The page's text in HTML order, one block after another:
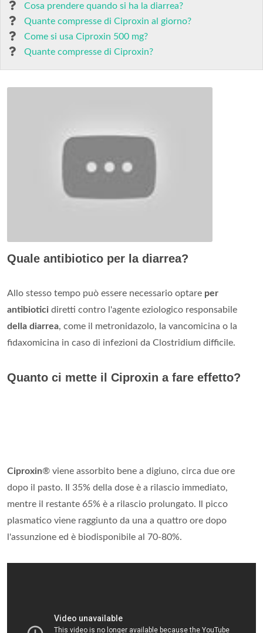
Cosa prendere quando si ha la diarrea?
Quante compresse di Ciproxin al giorno?
Come si usa Ciproxin 500 mg?
Quante compresse di Ciproxin?
Quale antibiotico per la diarrea?
Allo stesso tempo può essere necessario optare per
antibiotici diretti contro l'agente eziologico responsabile
della diarrea, come il metronidazolo, la vancomicina o la
fidaxomicina in caso di infezioni da Clostridium difficile.
Quanto ci mette il Ciproxin a fare effetto?
Ciproxin® viene assorbito bene a digiuno, circa due ore
dopo il pasto. Il 35% della dose è a rilascio immediato,
mentre il restante 65% è a rilascio prolungato. Il picco
plasmatico viene raggiunto da una a quattro ore dopo
l'assunzione ed è biodisponibile al 70-80%.